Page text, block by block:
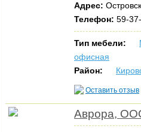
Адрес:
Телефон: 59-
Тип мебели:
офисная
Район:
Оставить отзыв
Аврора,